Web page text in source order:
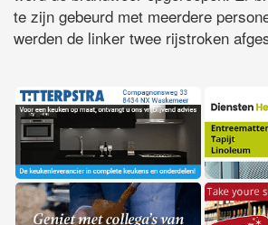
te zijn gebeurd met meerdere
werden de linker twee rijstroken